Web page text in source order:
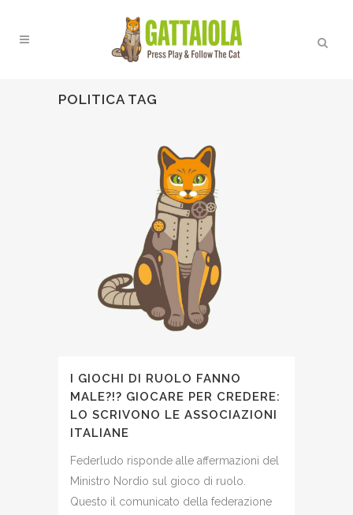
POLITICA TAG
I GIOCHI DI RUOLO FANNO
MALE?!? GIOCARE PER CREDERE:
LO SCRIVONO LE ASSOCIAZIONI
ITALIANE
Federludo risponde alle affermazioni del
Ministro Nordio sul gioco di ruolo.
Questo il comunicato della federazione